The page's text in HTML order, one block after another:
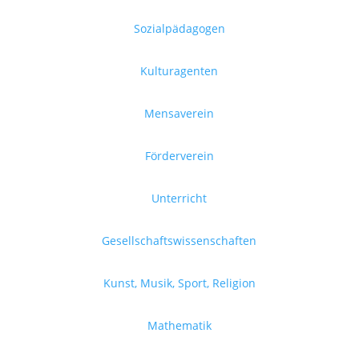
Sozialpädagogen
Kulturagenten
Mensaverein
Förderverein
Unterricht
Gesellschaftswissenschaften
Kunst, Musik, Sport, Religion
Mathematik